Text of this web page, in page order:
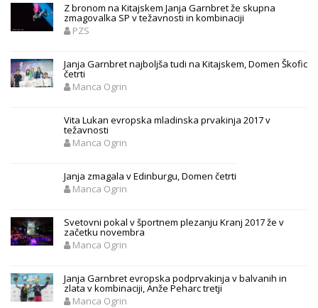
Z bronom na Kitajskem Janja Garnbret že skupna
zmagovalka SP v težavnosti in kombinaciji
PZS
Janja Garnbret najboljša tudi na Kitajskem, Domen Škofic
četrti
Manca Ogrin
Vita Lukan evropska mladinska prvakinja 2017 v
težavnosti
Manca Ogrin
Janja zmagala v Edinburgu, Domen četrti
Manca Ogrin
Svetovni pokal v športnem plezanju Kranj 2017 že v
začetku novembra
Manca Ogrin
Janja Garnbret evropska podprvakinja v balvanih in
zlata v kombinaciji, Anže Peharc tretji
Manca Ogrin